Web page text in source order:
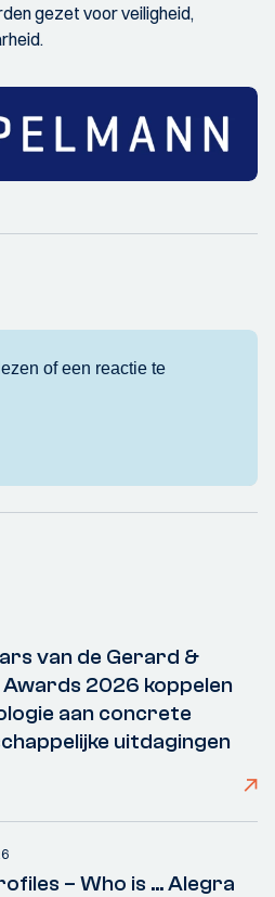
gezet voor veiligheid,
van de Gerard &
2026 koppelen
aan concrete
uitdagingen
– Who is ... Alegra